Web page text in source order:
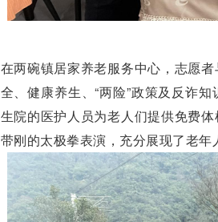
在两碗镇居家养老服务中心，志愿
全、健康养生、“两险”政策及反诈
生院的医护人员为老人们提供免费
带刚的太极拳表演，充分展现了老年